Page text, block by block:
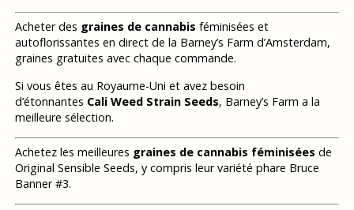
Acheter des graines de cannabis féminisées et
autoflorissantes en direct de la Barney’s Farm d’Amsterdam,
graines gratuites avec chaque commande.
Si vous êtes au Royaume-Uni et avez besoin
d’étonnantes Cali Weed Strain Seeds, Barney’s Farm a la
meilleure sélection.
Achetez les meilleures graines de cannabis féminisées de
Original Sensible Seeds, y compris leur variété phare Bruce
Banner #3.